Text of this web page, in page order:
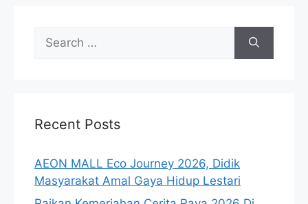
for:
Recent Posts
AEON MALL Eco Journey 2026, Didik
Masyarakat Amal Gaya Hidup Lestari